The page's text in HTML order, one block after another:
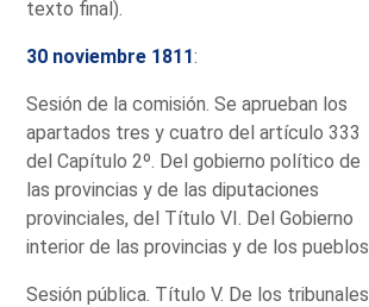
texto final).
30 noviembre 1811:
Sesión de la comisión. Se aprueban los
apartados tres y cuatro del artículo 333
del Capítulo 2º. Del gobierno político de
las provincias y de las diputaciones
provinciales, del Título VI. Del Gobierno
interior de las provincias y de los pueblos.
Sesión pública. Título V. De los tribunales